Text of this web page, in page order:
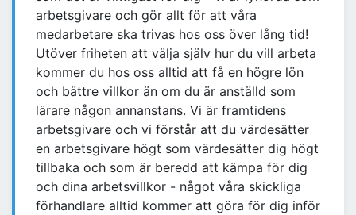
arbetsgivare och gör allt för att våra
medarbetare ska trivas hos oss över lång tid!
Utöver friheten att välja själv hur du vill arbeta
kommer du hos oss alltid att få en högre lön
och bättre villkor än om du är anställd som
lärare någon annanstans. Vi är framtidens
arbetsgivare och vi förstår att du värdesätter
en arbetsgivare högt som värdesätter dig högt
tillbaka och som är beredd att kämpa för dig
och dina arbetsvillkor - något våra skickliga
förhandlare alltid kommer att göra för dig inför